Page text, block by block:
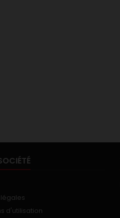
d'utilisation